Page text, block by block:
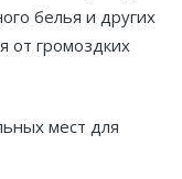
белья и других
от громоздких
мест для